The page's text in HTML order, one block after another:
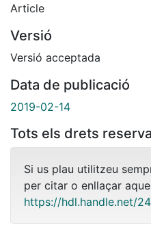
Article
Versió
Versió acceptada
Data de publicació
2019-02-14
Tots els drets
Si us plau utilitzeu
per citar o enllaçar
https://hdl.handle.net/